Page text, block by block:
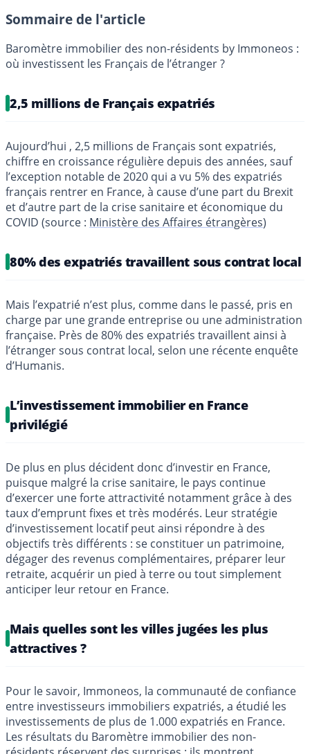
Sommaire de l'article
Baromètre immobilier des non-résidents by Immoneos :
où investissent les Français de l’étranger ?
2,5 millions de Français expatriés
Aujourd’hui , 2,5 millions de Français sont expatriés,
chiffre en croissance régulière depuis des années, sauf
l’exception notable de 2020 qui a vu 5% des expatriés
français rentrer en France, à cause d’une part du Brexit
et d’autre part de la crise sanitaire et économique du
COVID (source : Ministère des Affaires étrangères)
80% des expatriés travaillent sous contrat local
Mais l’expatrié n’est plus, comme dans le passé, pris en
charge par une grande entreprise ou une administration
française. Près de 80% des expatriés travaillent ainsi à
l’étranger sous contrat local, selon une récente enquête
d’Humanis.
L’investissement immobilier en France
privilégié
De plus en plus décident donc d’investir en France,
puisque malgré la crise sanitaire, le pays continue
d’exercer une forte attractivité notamment grâce à des
taux d’emprunt fixes et très modérés. Leur stratégie
d’investissement locatif peut ainsi répondre à des
objectifs très différents : se constituer un patrimoine,
dégager des revenus complémentaires, préparer leur
retraite, acquérir un pied à terre ou tout simplement
anticiper leur retour en France.
Mais quelles sont les villes jugées les plus
attractives ?
Pour le savoir, Immoneos, la communauté de confiance
entre investisseurs immobiliers expatriés, a étudié les
investissements de plus de 1.000 expatriés en France.
Les résultats du Baromètre immobilier des non-